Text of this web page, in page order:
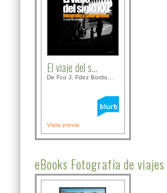
El viaje del s...
De Fco J. Fdez Bordo...
Vista previa
eBooks Fotografía de viajes